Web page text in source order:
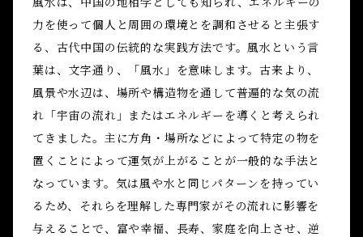
力を使って個人と周囲の環境とを調和させると主張す
る、古代中国の伝統的な実践方法です。風水という言
葉は、文字通り、「風水」を意味します。古来より、
風景や水辺は、場所や構造物を通して普遍的な気の流
れ「宇宙の流れ」またはエネルギーを導くと考えられ
てきました。主に方角・場所などによって特定の物を
置くことによって運気が上がることが一般的な手法と
なっています。気は風や水と同じパターンを持ってい
るため、それらを理解した専門家がその流れに影響を
与えることで、富や幸福、長寿、家庭を向上させ、逆